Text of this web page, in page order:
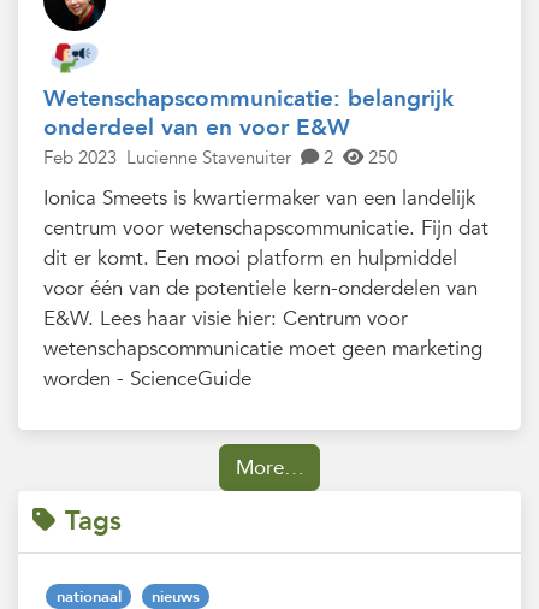
Wetenschapscommunicatie: belangrijk
onderdeel van en voor E&W
Feb 2023 Lucienne Stavenuiter 2 250
Ionica Smeets is kwartiermaker van een landelijk
centrum voor wetenschapscommunicatie. Fijn dat
dit er komt. Een mooi platform en hulpmiddel
voor één van de potentiele kern-onderdelen van
E&W. Lees haar visie hier: Centrum voor
wetenschapscommunicatie moet geen marketing
worden - ScienceGuide
More…
Tags
nationaal nieuws